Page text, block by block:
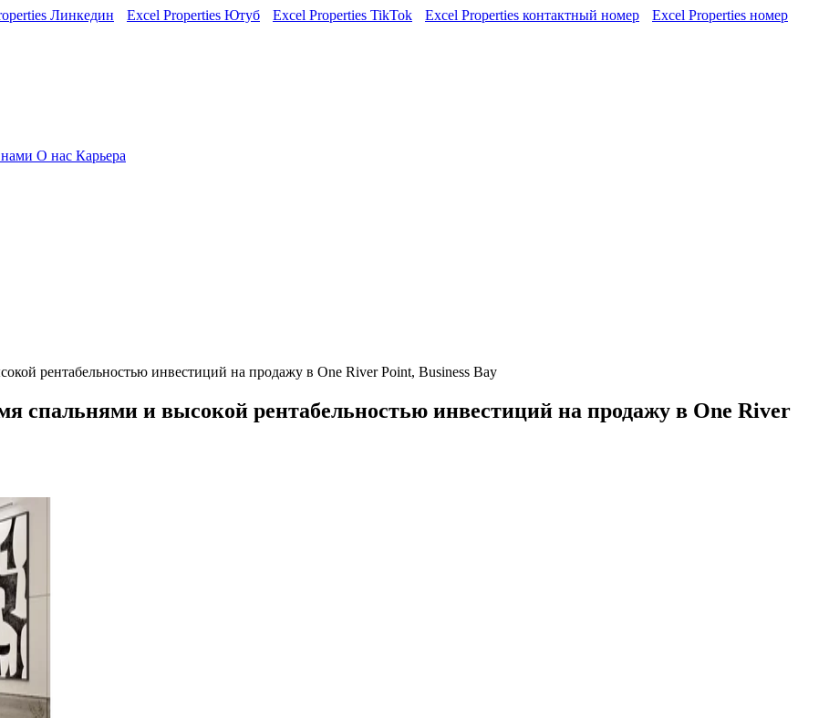
Линкедин Excel Properties Ютуб Excel Properties TikTok Excel Properties контактный номер
Excel Properties номер
нами О нас Карьера
рентабельностью инвестиций на продажу в One River Point, Business Bay
спальнями и высокой рентабельностью инвестиций на продажу в One River